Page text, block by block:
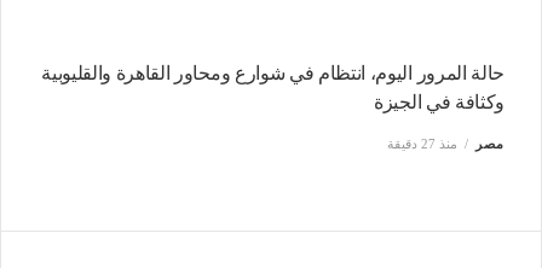
حالة المرور اليوم، انتظام في شوارع ومحاور القاهرة والقليوبية
وكثافة في الجيزة
مصر منذ 27 دقيقة